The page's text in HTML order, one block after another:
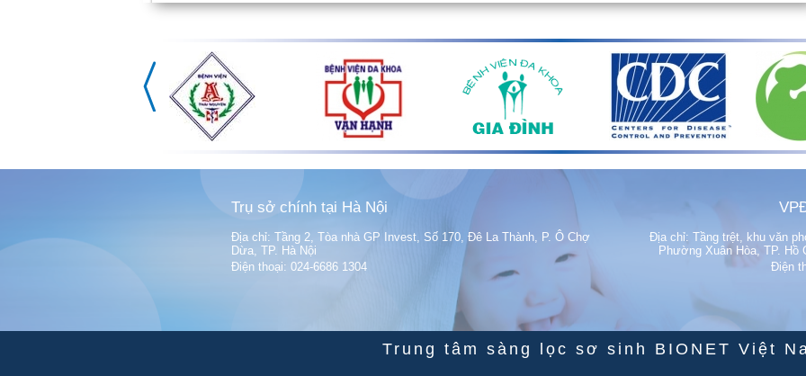
Trụ sở chính tại Hà Nội
Địa chỉ: Tầng 2, Tòa nhà GP Invest, Số 170, Đê La Thành, P. Ô Chợ
Dừa, TP. Hà Nội
Điện thoại: 024-6686 1304
Địa chỉ: Tầng trệt, khu văn
Phường Xuân Hòa, TP. Hồ
Điện
Trung tâm sàng lọc sơ sinh BIONET Việt